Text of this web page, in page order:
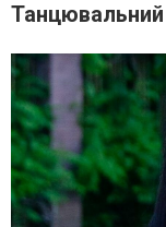
Танцювальний